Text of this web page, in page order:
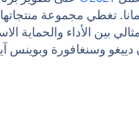
أمانا. تغطي مجموعة
دييغو وسنغافورة وبوينس